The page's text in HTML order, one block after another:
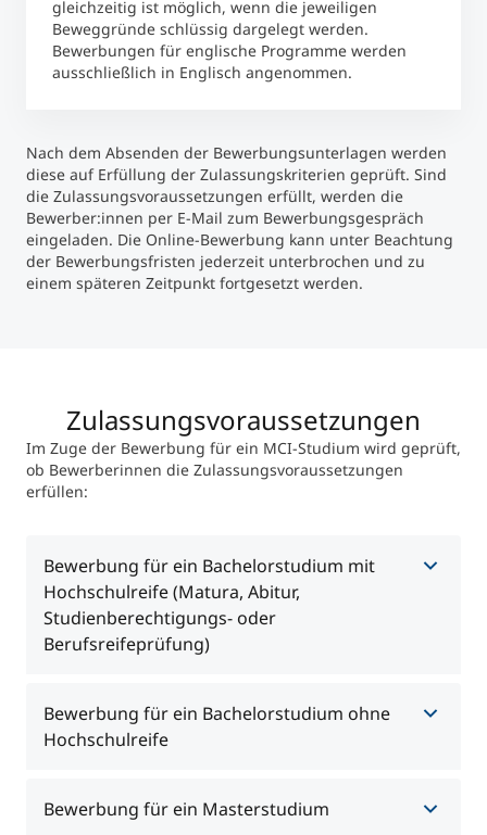
gleichzeitig ist möglich, wenn die jeweiligen
Beweggründe schlüssig dargelegt werden.
Bewerbungen für englische Programme werden
ausschließlich in Englisch angenommen.
Nach dem Absenden der Bewerbungsunterlagen werden
diese auf Erfüllung der Zulassungskriterien geprüft. Sind
die Zulassungsvoraussetzungen erfüllt, werden die
Bewerber:innen per E-Mail zum Bewerbungsgespräch
eingeladen. Die Online-Bewerbung kann unter Beachtung
der Bewerbungsfristen jederzeit unterbrochen und zu
einem späteren Zeitpunkt fortgesetzt werden.
Zulassungsvoraussetzungen
Im Zuge der Bewerbung für ein MCI-Studium wird geprüft,
ob Bewerberinnen die Zulassungsvoraussetzungen
erfüllen:
Bewerbung für ein Bachelorstudium mit
Hochschulreife (Matura, Abitur,
Studienberechtigungs- oder
Berufsreifeprüfung)
Zum Studium zugelassen sindBewerber:innen mit
Hochschulreifewie z.B. Matura, Abitur,
einschlägige Studienberechtigungsprüfung oder
Abschlusszeugnis:
Zum Zeitpunkt der Bewerbung
muss das Abschlusszeugnis noch nicht vorliegen.
Bewerbung für ein Bachelorstudium ohne
Hochschulreife
Einschlägige berufliche Qualifikation mit
Bewerbung für ein Masterstudium